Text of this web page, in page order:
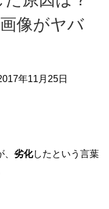
像がヤバ
年11月25日
劣化したという言葉